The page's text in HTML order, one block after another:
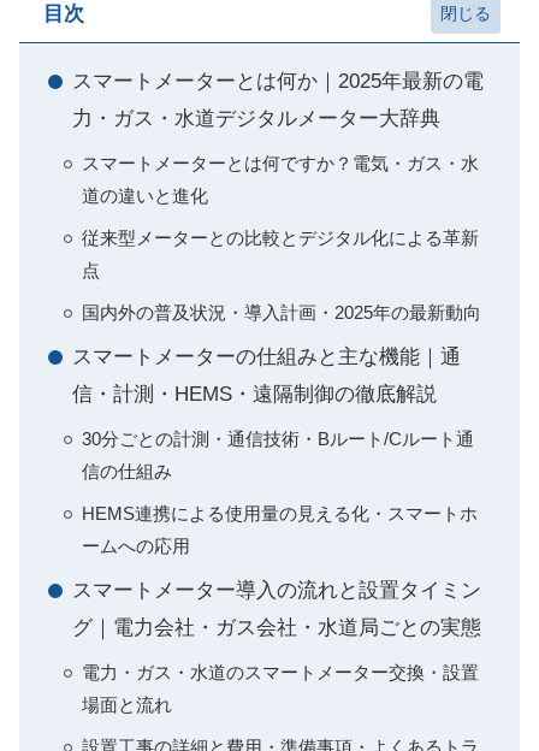
目次
スマートメーターとは何か｜2025年最新の電
力・ガス・水道デジタルメーター大辞典
スマートメーターとは何ですか？電気・ガス・水
道の違いと進化
従来型メーターとの比較とデジタル化による革新
点
国内外の普及状況・導入計画・2025年の最新動向
スマートメーターの仕組みと主な機能｜通
信・計測・HEMS・遠隔制御の徹底解説
30分ごとの計測・通信技術・Bルート/Cルート通
信の仕組み
HEMS連携による使用量の見える化・スマートホ
ームへの応用
スマートメーター導入の流れと設置タイミン
グ｜電力会社・ガス会社・水道局ごとの実態
電力・ガス・水道のスマートメーター交換・設置
場面と流れ
設置工事の詳細と費用・準備事項・よくあるトラ